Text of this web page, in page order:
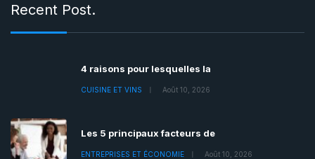
Recent Post.
4 raisons pour lesquelles la
CUISINE ET VINS Août 10, 2026
Les 5 principaux facteurs de
ENTREPRISES ET ÉCONOMIE Août 10, 2026